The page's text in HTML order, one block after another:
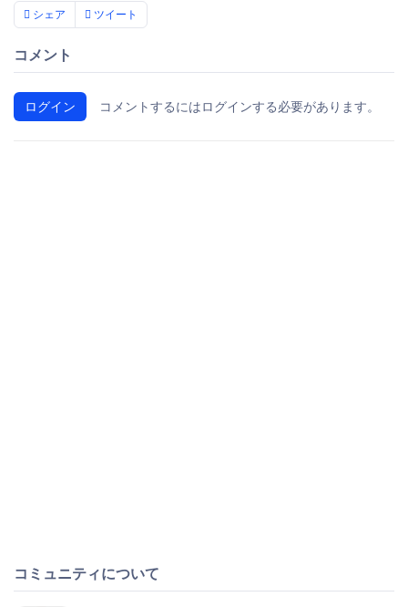
シェア ツイート
コメント
ログイン コメントするにはログインする必要があります。
コミュニティについて